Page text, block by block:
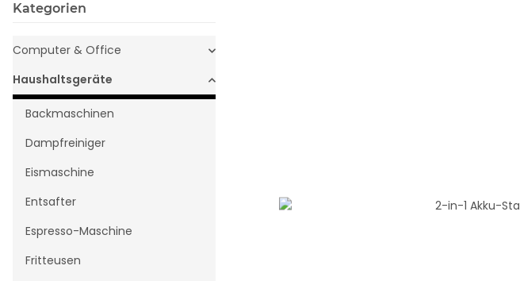
Kategorien
Computer & Office
Haushaltsgeräte
Backmaschinen
Dampfreiniger
Eismaschine
Entsafter
Espresso-Maschine
Fritteusen